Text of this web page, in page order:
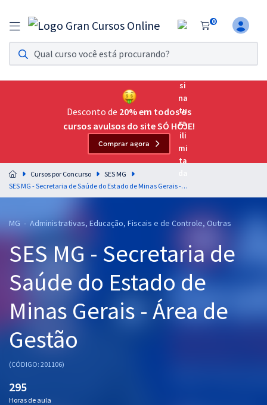
0
Assinatura Ilimitada 11
Acesso a todos os cursos. Teste grátis por 7 dias!
Assinatura OAB Até Passar
Acesso ilimitado a toda preparação para o Exame da
Residências Multiprofissionais
Preparação completa e intensiva para as principais
residências em saúde do Brasil
Cursos 20% OFF
Pós
Graduação
OAB
Questões grátis
Desconto de 20% em todos os
cursos avulsos do site SÓ HOJE!
Comprar agora
Cursos por Concurso
SES MG
SES MG - Secretaria de Saúde do Estado de Minas Gerais - Área de Gestão
MG - Administrativas, Educação, Fiscais e de Controle, Outras
SES MG - Secretaria de
Saúde do Estado de
Minas Gerais - Área de
Gestão
(CÓDIGO: 201106)
295
Horas de aula